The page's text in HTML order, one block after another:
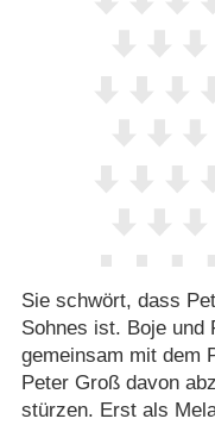
Sie schwört, dass
Sohnes ist. Boje und
gemeinsam mit dem
Peter Groß davon
stürzen. Erst als